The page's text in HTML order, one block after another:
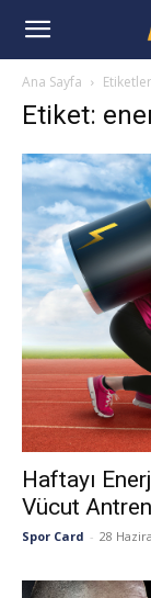
Ana Sayfa Etiketler
Etiket:
Haftayı
Vücut
Spor Card - 28